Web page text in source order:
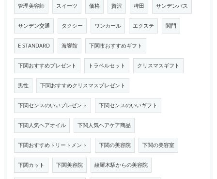
管理美容師 スイーツ 価格 贅沢 稗田 サンデンバス
サンデン交通 タクシー ワンカール エクステ 関門
E STANDARD 海響館 下関市おすすめギフト
下関おすすめプレゼント トラベルセット クリスマスギフト
男性 下関おすすめクリスマスプレゼント
下関センスのいいプレゼント 下関センスのいいギフト
下関人気ヘアオイル 下関人気ヘアケア商品
下関おすすめトリートメント 下関の美容院 下関の美容室
下関カット 下関美容院 綾羅木駅からの美容院